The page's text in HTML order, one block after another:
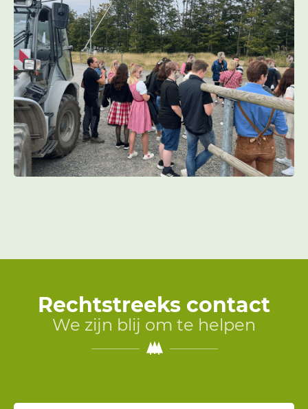
Rechtstreeks contact
We zijn blij om te helpen